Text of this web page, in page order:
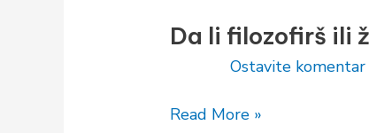
Da li filozofirš ili
Ostavite komentar
Da
ili
Read More »